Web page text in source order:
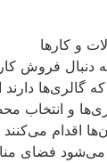
و کارها
دنبال فروش
که گالری‌ها
و انتخاب
اقدام
می‌شود